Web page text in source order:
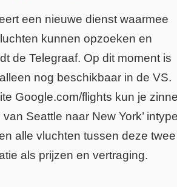
een nieuwe dienst waarmee
kunnen opzoeken en
de Telegraaf. Op dit moment is
nog beschikbaar in de VS.
Google.com/flights kun je
van Seattle naar New York’
alle vluchten tussen deze
als prijzen en vertraging.